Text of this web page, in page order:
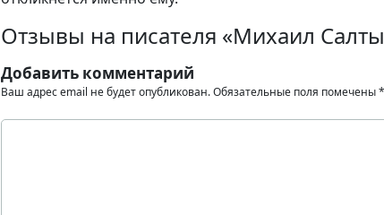
Отзывы на писателя «Михаил
Добавить комментарий
Ваш адрес email не будет опубликован.Обязательные поля помечены*